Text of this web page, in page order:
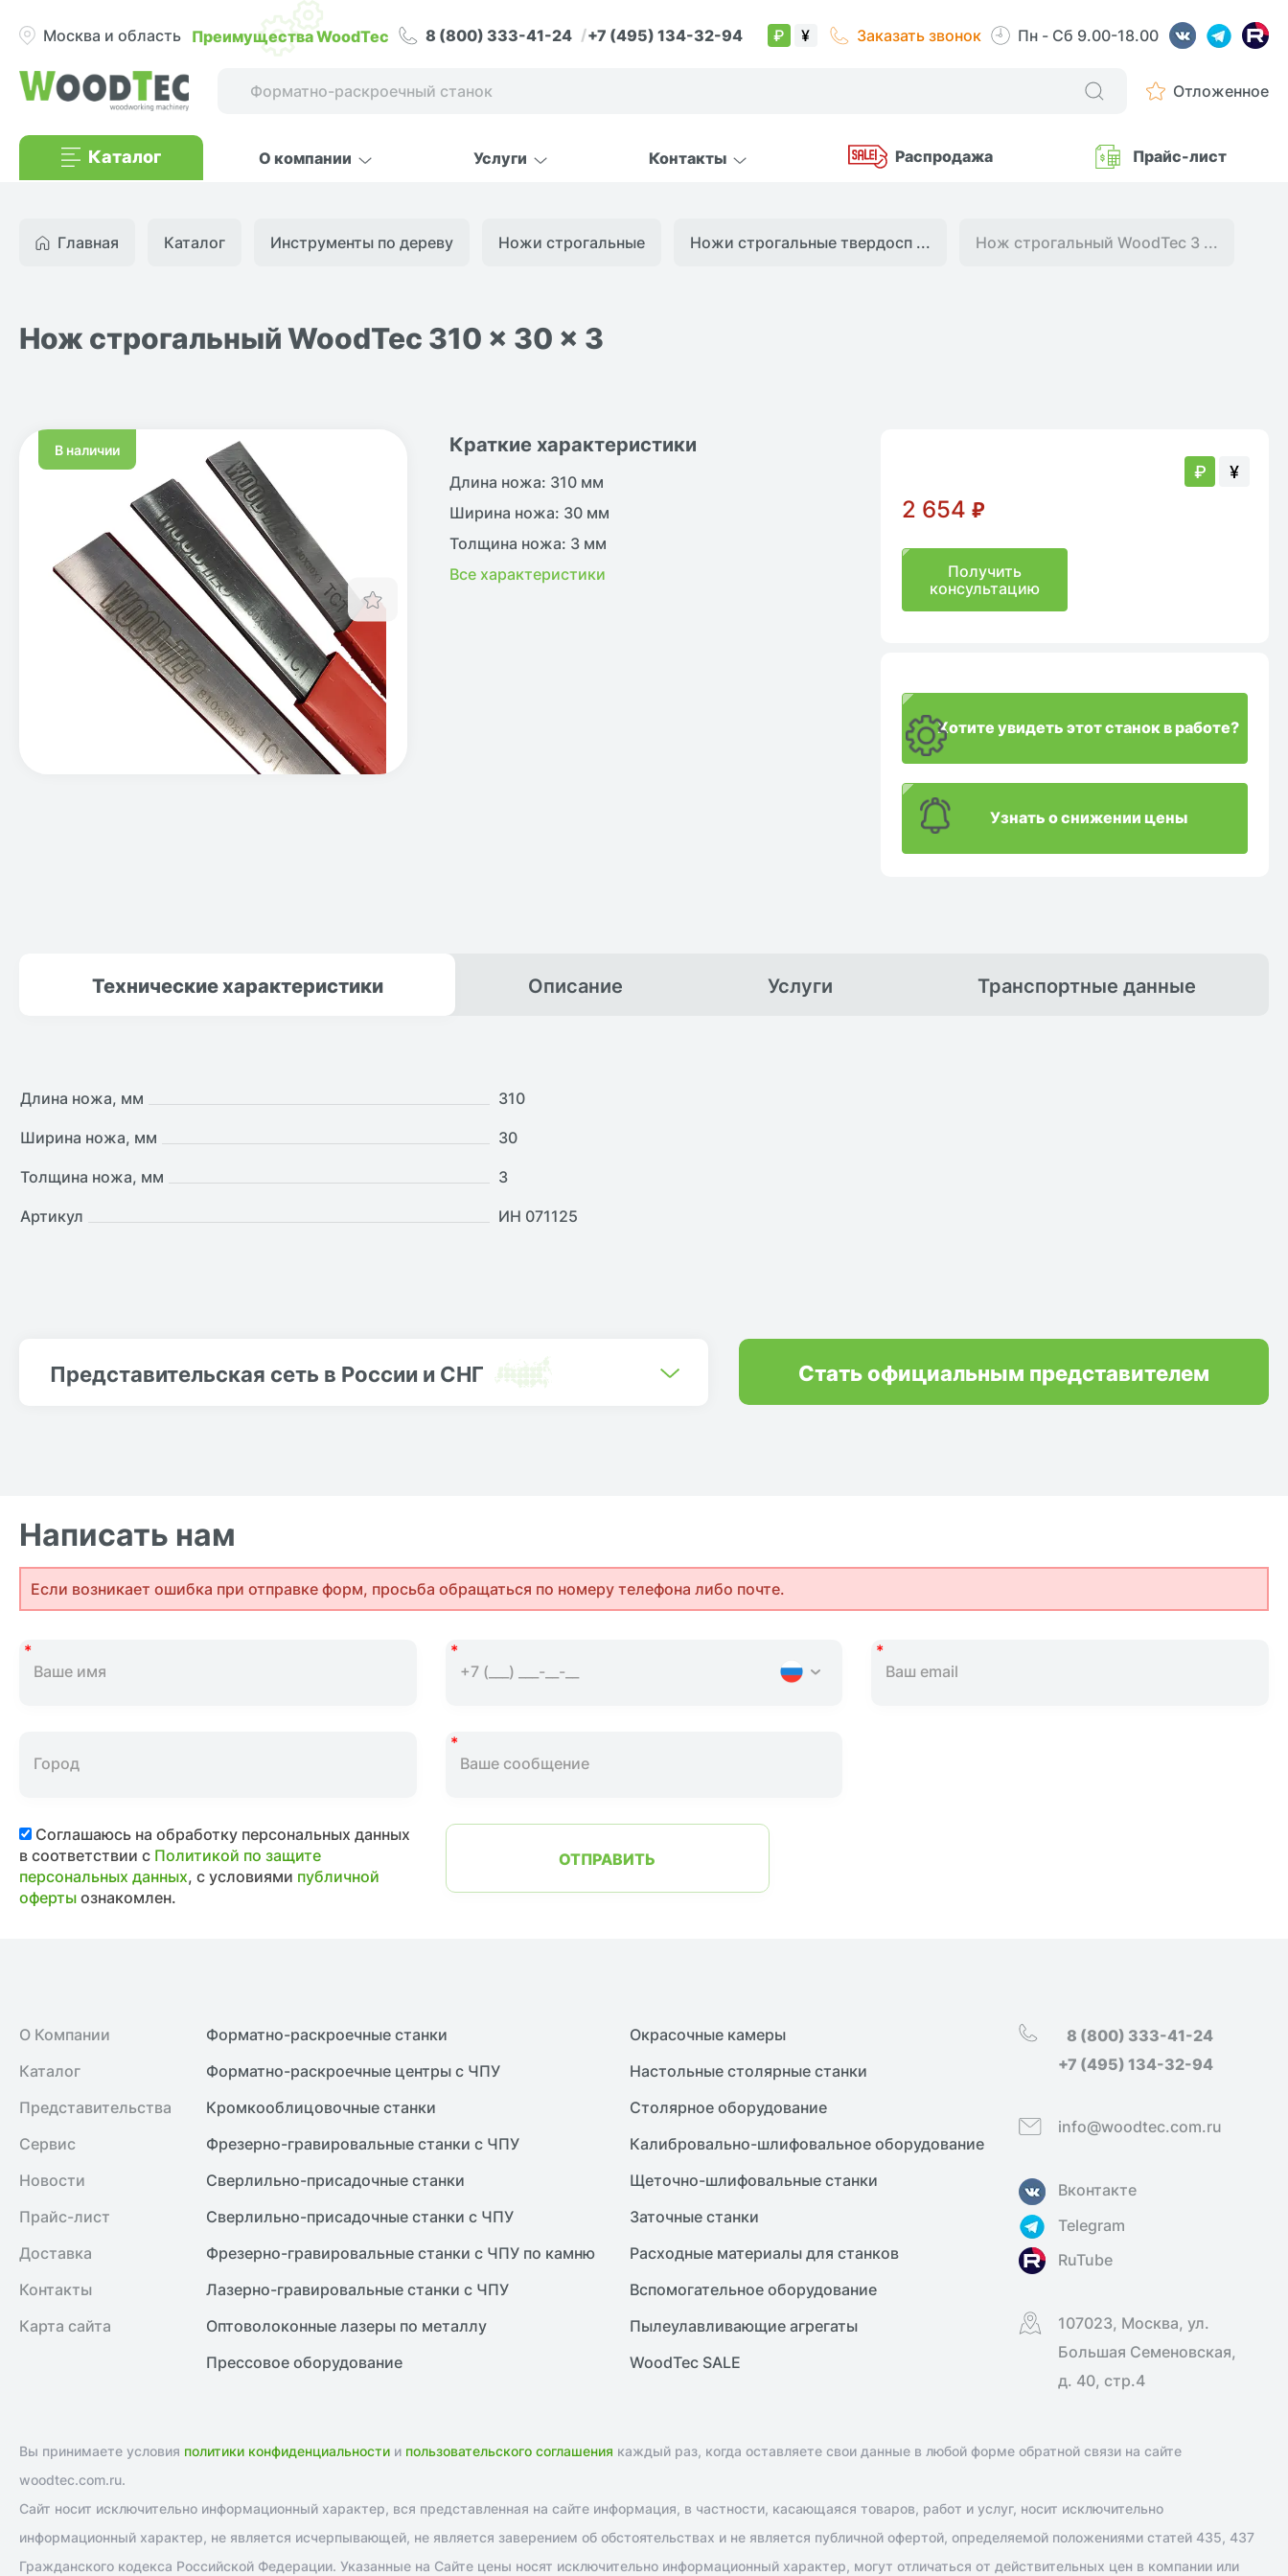
Москва и область Преимущества WoodTec 8 (800) 333-41-24 +7 (495) 134-32-94 ₽ ¥ Заказать звонок Пн - Сб 9.00-18.00
Отложенное
Каталог О компании Услуги Контакты Распродажа Прайс-лист
Главная Каталог Инструменты по дереву Ножи строгальные Ножи строгальные твердосп ... Нож строгальный WoodTec 3 ...
Нож строгальный WoodTec 310 x 30 x 3
В наличии Краткие характеристики
Длина ножа: 310 мм
Ширина ножа: 30 мм
Толщина ножа: 3 мм
Все характеристики
₽ ¥
2 654 ₽
Получить
консультацию
Хотите увидеть этот станок в работе?
Узнать о снижении цены
Техническиехарактеристики Описание Услуги Транспортные данные
Длина ножа, мм
310
Ширина ножа, мм
30
Толщина ножа, мм
3
Артикул
ИН 071125
Представительская сеть в России и СНГ Стать официальным представителем
Написать нам
Если возникает ошибка при отправке форм, просьба обращаться по номеру телефона либо почте.
Соглашаюсь на обработку персональных данных
в соответствии с Политикой по защите
персональных данных, с условиями публичной
офертыознакомлен.
ОТПРАВИТЬ
О Компании
Каталог
Представительства
Сервис
Новости
Прайс-лист
Доставка
Контакты
Карта сайта
Форматно-раскроечные станки
Форматно-раскроечные центры с ЧПУ
Кромкооблицовочные cтанки
Фрезерно-гравировальные станки с ЧПУ
Сверлильно-присадочные станки
Сверлильно-присадочные станки с ЧПУ
Фрезерно-гравировальные станки с ЧПУ по камню
Лазерно-гравировальные станки с ЧПУ
Оптоволоконные лазеры по металлу
Прессовое оборудование
Окрасочные камеры
Настольные столярные станки
Столярное оборудование
Калибровально-шлифовальное оборудование
Щеточно-шлифовальные станки
Заточные станки
Расходные материалы для станков
Вспомогательное оборудование
Пылеулавливающие агрегаты
WoodTec SALE
8 (800) 333-41-24
+7 (495) 134-32-94
info@woodtec.com.ru
Вконтакте
Telegram
RuTube
107023, Москва, ул.
Большая Семеновская,
д. 40, стр.4
Вы принимаете условия политики конфиденциальности и пользовательского соглашения каждый раз, когда оставляете свои данные в любой форме обратной связи на сайте
woodtec.com.ru.
Сайт носит исключительно информационный характер, вся представленная на сайте информация, в частности, касающаяся товаров, работ и услуг, носит исключительно
информационный характер, не является исчерпывающей, не является заверением об обстоятельствах и не является публичной офертой, определяемой положениями статей 435, 437
Гражданского кодекса Российской Федерации. Указанные на Сайте цены носят исключительно информационный характер, могут отличаться от действительных цен в компании или